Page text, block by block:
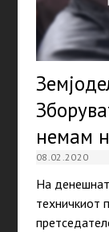
немам
08.02.2020
На
техничкиот